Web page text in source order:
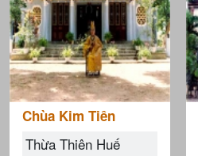
Chùa Kim Tiên
Thừa Thiên Huế